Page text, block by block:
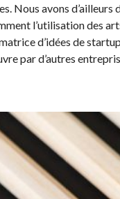
Nous avons
l’utilisation des
d’idées de
par d’autres